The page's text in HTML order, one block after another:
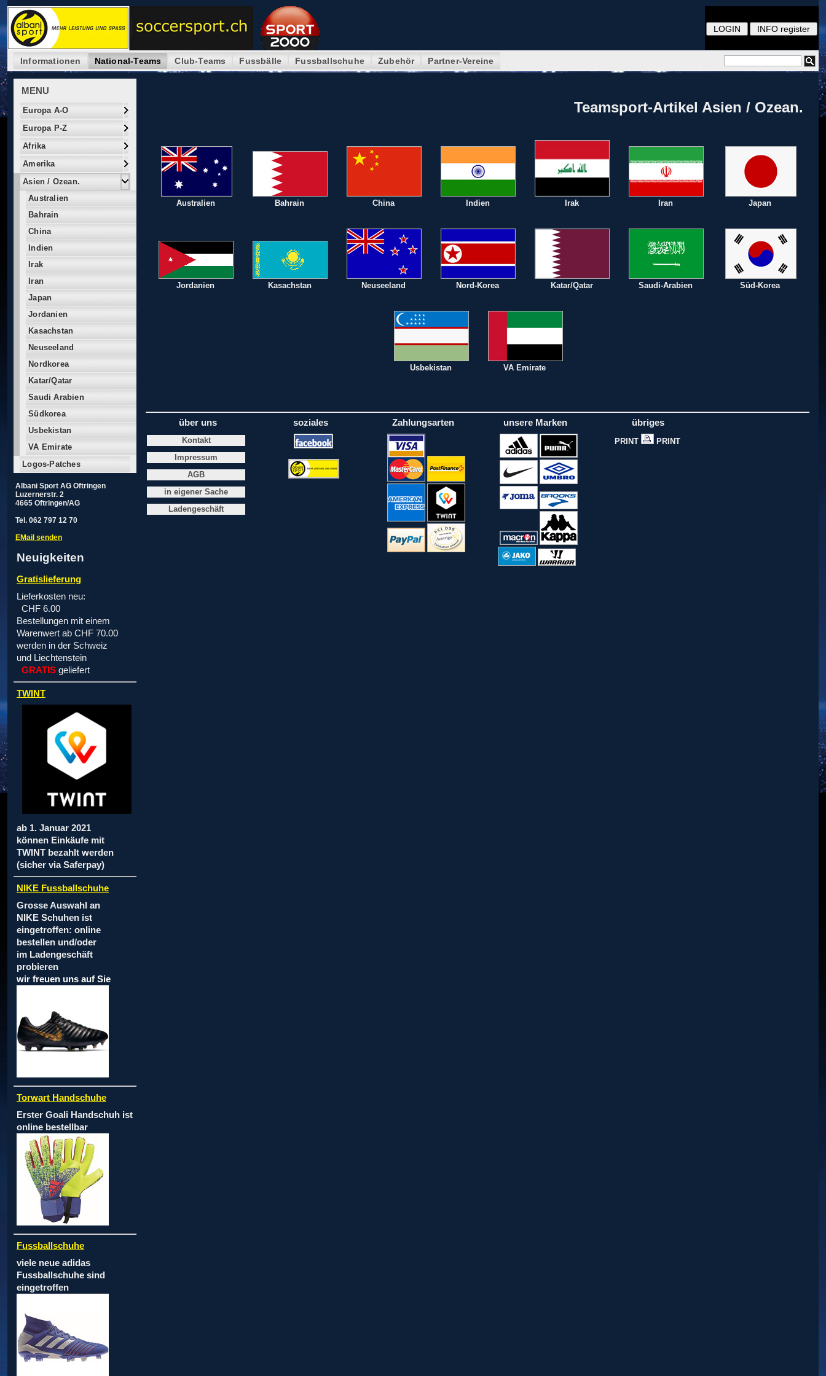
Informationen National-Teams Club-Teams Fussbälle Fussballschuhe Zubehör Partner-Vereine
MENU
Europa A-O
Europa P-Z
Afrika
Amerika
Asien / Ozean.
Australien
Bahrain
China
Indien
Irak
Iran
Japan
Jordanien
Kasachstan
Neuseeland
Nordkorea
Katar/Qatar
Saudi Arabien
Südkorea
Usbekistan
VA Emirate
Logos-Patches
Albani Sport AG Oftringen
Luzernerstr. 2
4665 Oftringen/AG
Tel. 062 797 12 70
EMail senden
Neuigkeiten
Gratislieferung
Lieferkosten neu:
CHF 6.00
Bestellungen mit einem
Warenwert ab CHF 70.00
werden in der Schweiz
und Liechtenstein
GRATIS geliefert
TWINT
ab 1. Januar 2021
können Einkäufe mit
TWINT bezahlt werden
(sicher via Saferpay)
NIKE Fussballschuhe
Grosse Auswahl an
NIKE Schuhen ist
eingetroffen: online
bestellen und/oder
im Ladengeschäft
probieren
wir freuen uns auf Sie
Torwart Handschuhe
Erster Goali Handschuh ist
online bestellbar
Fussballschuhe
viele neue adidas
Fussballschuhe sind
eingetroffen
Teamsport-Artikel Asien / Ozean.
Australien Bahrain China Indien Irak Iran Japan
Jordanien Kasachstan Neuseeland Nord-Korea Katar/Qatar Saudi-Arabien Süd-Korea
Usbekistan VA Emirate
über uns
Kontakt
Impressum
AGB
in eigener Sache
Ladengeschäft
soziales Zahlungsarten unsere Marken übriges
PRINT PRINT